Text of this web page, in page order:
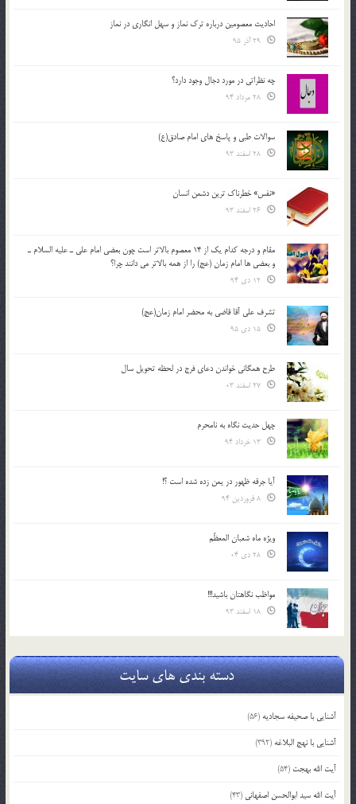
احادیث معصومین درباره ترک نماز و سهل انگاری در نماز
چه نظراتی در مورد دجال وجود دارد؟
سوالات طبی و پاسخ های امام صادق(ع)
«نفس» خطرناک ترین دشمن انسان
مقام و درجه كدام يك از 14 معصوم بالاتر است چون بعضي امام علي ـ عليه السلام ـ
و بعضي ها امام زمان (عج) را از همه بالاتر مي دانند چرا؟
تشرف علي آقا قاضي به محضر امام زمان(عج)
طرح همگانی خواندن دعای فرج در لحظه تحویل سال
چهل حدیث نگاه به نامحرم
آیا جرقه ظهور در یمن زده شده است ؟!
ویژه ماه شعبان المعظّم
مواظب نگاهتان باشید!!!
دسته بندی های سایت
آشنایی با صحیفه سجادیه (56)
آشنایی با نهج البلاغه (392)
آیت الله بهجت (54)
آیت الله سید ابوالحسن اصفهانی (43)